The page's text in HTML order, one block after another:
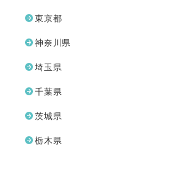
東京都
神奈川県
埼玉県
千葉県
茨城県
栃木県